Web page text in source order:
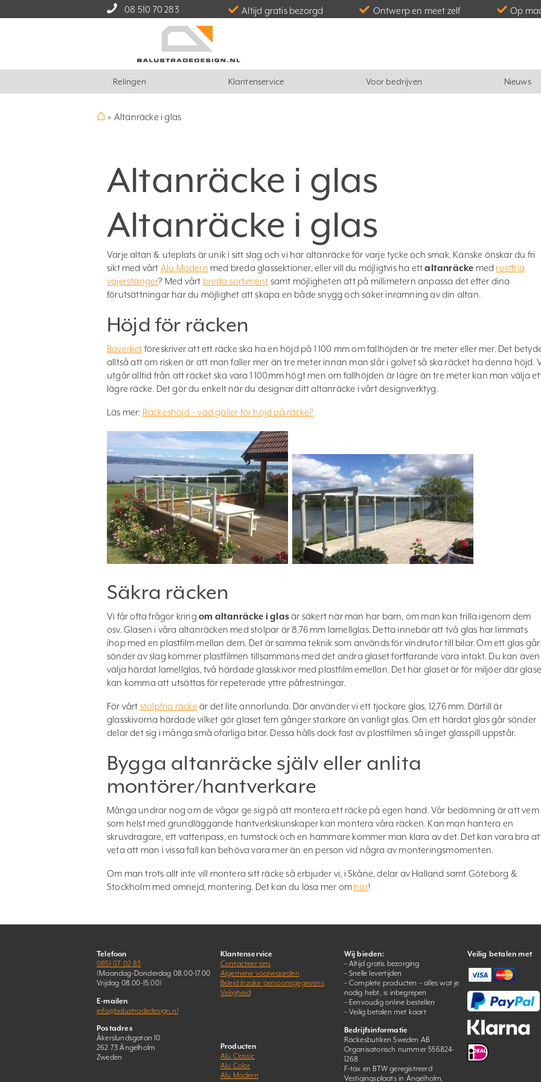
08 510 70 283 Altijd gratis bezorgd Ontwerp en meet zelf Op
Relingen Klantenservice Voor bedrijven Nieuws
⌂ » Altanräcke i glas
Altanräcke i glas
Altanräcke i glas
Varje altan & uteplats är unik i sitt slag och vi har altanräcke för varje tycke och smak. Kanske önskar du fri
sikt med vårt Alu Modern med breda glassektioner, eller vill du möjligtvis ha ettaltanräcke med rostfria
vajerstänger? Med vårt breda sortiment samt möjligheten att på millimetern anpassa det efter dina
förutsättningar har du möjlighet att skapa en både snygg och säker inramning av din altan.
Höjd för räcken
Boverket föreskriver att ett räcke ska ha en höjd på 1 100 mm om fallhöjden är tre meter eller mer. Det
alltså att om risken är att man faller mer än tre meter innan man slår i golvet så ska räcket ha denna höjd.
utgår alltid från att räcket ska vara 1 100mm högt men om fallhöjden är lägre än tre meter kan man välja
lägre räcke. Det gör du enkelt när du designar ditt altanräcke i vårt designverktyg.
Läs mer: Räckeshöjd – vad gäller för höjd på räcke?
Säkra räcken
Vi får ofta frågor kring om altanräcke i glasär säkert när man har barn, om man kan trilla igenom dem
osv. Glasen i våra altanräcken med stolpar är 8,76 mm lamellglas. Detta innebär att två glas har limmats
ihop med en plastfilm mellan dem. Det är samma teknik som används för vindrutor till bilar. Om ett glas går
sönder av slag kommer plastfilmen tillsammans med det andra glaset fortfarande vara intakt. Du kan även
välja härdat lamellglas, två härdade glasskivor med plastfilm emellan. Det här glaset är för miljöer där
kan komma att utsättas för repeterade yttre påfrestningar.
För vårt stolpfria räcke är det lite annorlunda. Där använder vi ett tjockare glas, 12,76 mm. Därtill är
glasskivorna härdade vilket gör glaset fem gånger starkare än vanligt glas. Om ett härdat glas går sönder
delar det sig i många små ofarliga bitar. Dessa hålls dock fast av plastfilmen så inget glasspill uppstår.
Bygga altanräcke själv eller anlita
montörer/hantverkare
Många undrar nog om de vågar ge sig på att montera ett räcke på egen hand. Vår bedömning är att vem
som helst med grundläggande hantverkskunskaper kan montera våra räcken. Kan man hantera en
skruvdragare, ett vattenpass, en tumstock och en hammare kommer man klara av det. Det kan vara bra
veta att man i vissa fall kan behöva vara mer än en person vid några av monteringsmomenten.
Om man trots allt inte vill montera sitt räcke så erbjuder vi, i Skåne, delar av Halland samt Göteborg &
Stockholm med omnejd, montering. Det kan du läsa mer om här!
Telefoon
0851 07 02 83
(Maandag-Donderdag 08.00-17.00
Vrijdag 08.00-15.00)
E-mailen
info@balustradedesign.nl
Postadres
Åkerslundsgatan 10
262 73 Ängelholm
Zweden
Klantenservice
Contacteer ons
Algemene voorwaarden
Beleid inzake persoonsgegevens
Veiligheid
Producten
Alu Classic
Alu Color
Alu Modern
Wij bieden:
– Altijd gratis bezorging
– Snelle levertijden
– Complete producten – alles wat je
nodig hebt, is inbegrepen
– Eenvoudig online bestellen
– Veilig betalen met kaart
Bedrijfsinformatie
Räckesbutiken Sweden AB
Organisatorisch nummer 556824-
1268
F-tax en BTW geregistreerd
Vestigingsplaats in Ängelholm,
Veilig betalen met